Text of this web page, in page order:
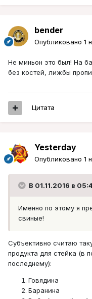
bender
Опубликовано 1
Не миньон это был! На
без костей, лижбы
Цитата
Yesterday
Опубликовано 1
В 01.11.2016 в
Именно по этому я
свиные!
Субъективно считаю
продукта для стейка (в
последнему):
Говядина
Баранина